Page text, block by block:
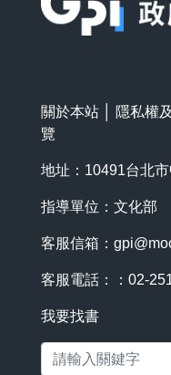
關於本站 隱私權
覽
地址：10491台北
指導單位：文化部
客服信箱：
客服電話：：02-
我要找書